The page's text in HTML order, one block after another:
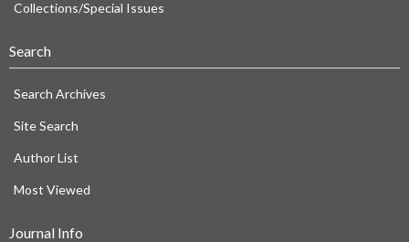
Collections/Special Issues
Search
Search Archives
Site Search
Author List
Most Viewed
Journal Info